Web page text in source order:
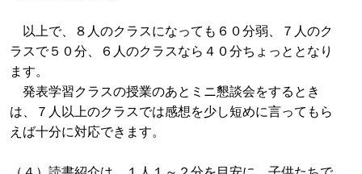
以上で、８人のクラスになっても６０分弱、７人のク
ラスで５０分、６人のクラスなら４０分ちょっととなり
ます。
発表学習クラスの授業のあとミニ懇談会をするとき
は、７人以上のクラスでは感想を少し短めに言ってもら
えば十分に対応できます。